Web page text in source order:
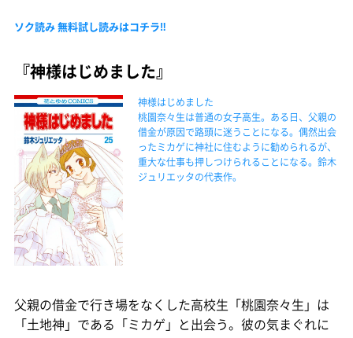
ソク読み 無料試し読みはコチラ‼
『神様はじめました』
神様はじめました
桃園奈々生は普通の女子高生。ある日、父親の
借金が原因で路頭に迷うことになる。偶然出会
ったミカゲに神社に住むように勧められるが、
重大な仕事も押しつけられることになる。鈴木
ジュリエッタの代表作。
父親の借金で行き場をなくした高校生「桃園奈々生」は
「土地神」である「ミカゲ」と出会う。彼の気まぐれに